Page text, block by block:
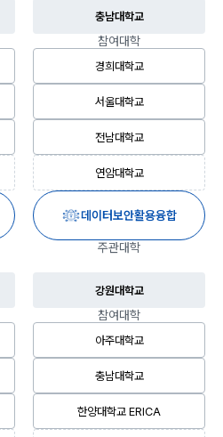
충남대학교
참여대학
경희대학교
서울대학교
전남대학교
연암대학교
데이터보안활용융합
주관대학
강원대학교
참여대학
아주대학교
충남대학교
한양대학교 ERICA